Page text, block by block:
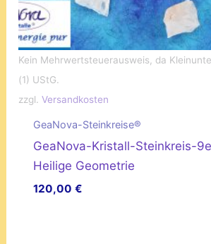
Kein Mehrwertsteuerausweis, da
(1) UStG.
zzgl.Versandkosten
GeaNova-Steinkreise®
GeaNova-Kristall-Steinkreis-
Heilige Geometrie
120,00 €